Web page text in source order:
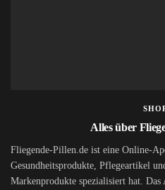
Alles über
Fliegende-Pillen.de ist eine Online-
Gesundheitsprodukte, Pflegeartikel
Markenprodukte spezialisiert hat. Das